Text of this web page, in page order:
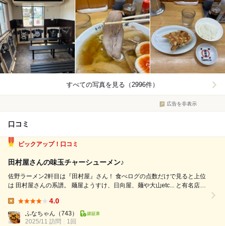
すべての写真を見る（2996件）
広告を非表示
口コミ
ピックアップ！口コミ
田村屋さんの味玉チャーシューメン♪
佐野ラーメン2軒目は『田村屋』さん！ 食べログの点数だけで見ると上位
は 田村屋さんの系譜。 麺屋ようすけ、日向屋、麺や大山etc... と有名店を
4.0
ふなちゃん （743）
2025/11 訪問
1回